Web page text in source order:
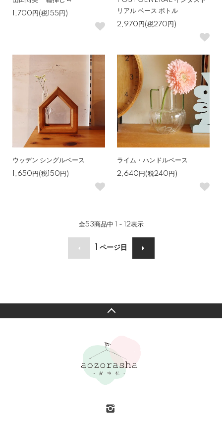
1,700円(税155円)
リアル ベース ボトル
2,970円(税270円)
ウッデン シングルベース
1,650円(税150円)
ライム・ハンドルベース
2,640円(税240円)
全53商品中 1 - 12表示
ページ目